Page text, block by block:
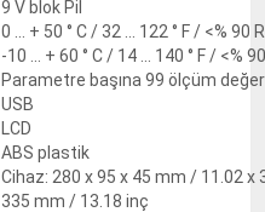
9 V blok Pil
0 ... + 50 ° C / 32 ... 122 ° F / <% 90
-10 ... + 60 ° C / 14 ... 140 ° F / <%
Parametre başına 99 ölçüm
USB
LCD
ABS plastik
Cihaz: 280 x 95 x 45 mm / 11.02 x
335 mm / 13.18 inç